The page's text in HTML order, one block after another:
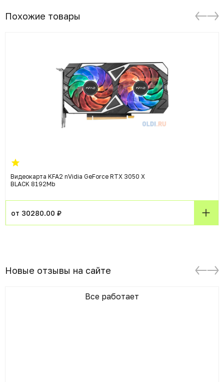
Похожие товары
Видеокарта KFA2 nVidia GeForce RTX 3050 X
BLACK 8192Mb
от 30280.00 ₽
Новые отзывы на сайте
Все работает